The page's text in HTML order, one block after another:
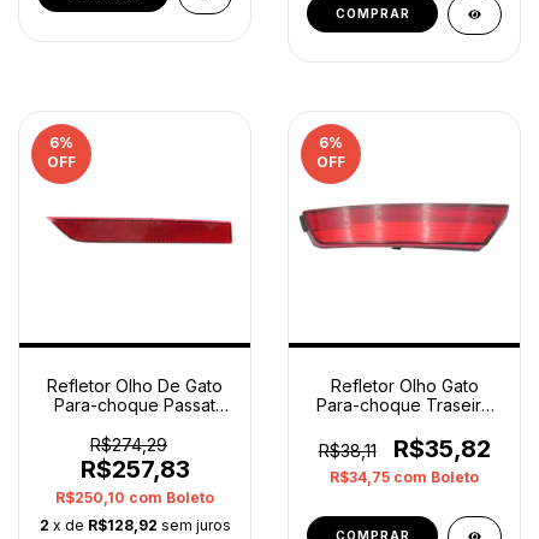
6%
OFF
Refletor Olho De Gato
Para-choque Passat
R$274,29
R$257,83
R$250,10 com Boleto
2 x de R$128,92 sem juros
6%
OFF
Refletor Olho Gato
Para-choque Traseiro
R$38,11
R$35,82
R$34,75 com Boleto
COMPRAR